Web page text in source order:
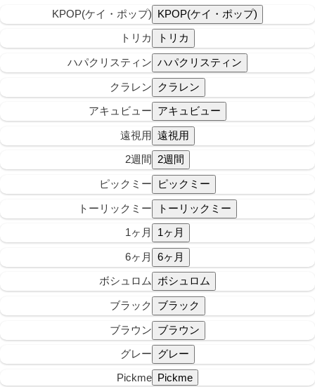
KPOP(ケイ・ポップ)
トリカ
ハパクリスティン
クラレン
アキュビュー
遠視用
2週間
ピックミー
トーリックミー
1ヶ月
6ヶ月
ボシュロム
ブラック
ブラウン
グレー
Pickme